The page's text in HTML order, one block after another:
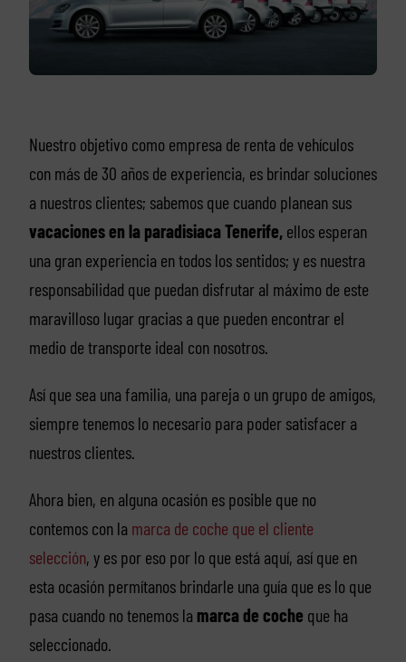
Nuestro objetivo como empresa de renta de vehículos
con más de 30 años de experiencia, es brindar soluciones
a nuestros clientes; sabemos que cuando planean sus
vacaciones en la paradisiaca Tenerife,ellos esperan
una gran experiencia en todos los sentidos; y es nuestra
responsabilidad que puedan disfrutar al máximo de este
maravilloso lugar gracias a que pueden encontrar el
medio de transporte ideal con nosotros.
Así que sea una familia, una pareja o un grupo de amigos,
siempre tenemos lo necesario para poder satisfacer a
nuestros clientes.
Ahora bien, en alguna ocasión es posible que no
contemos con la marca de coche que el cliente
selección, y es por eso por lo que está aquí, así que en
esta ocasión permítanos brindarle una guía que es lo que
pasa cuando no tenemos la marca de coche que ha
seleccionado.